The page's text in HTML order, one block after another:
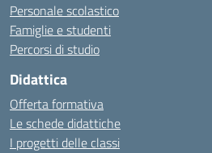
Personale scolastico
Famiglie e studenti
Percorsi di studio
Didattica
Offerta formativa
Le schede didattiche
I progetti delle classi